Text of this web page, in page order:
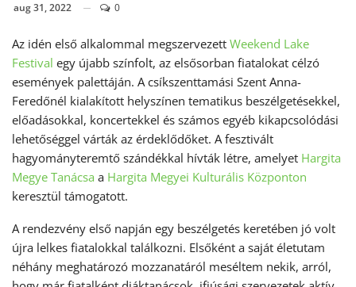
aug 31, 2022 0
Az idén első alkalommal megszervezett Weekend Lake
Festival egy újabb színfolt, az elsősorban fiatalokat célzó
események palettáján. A csíkszenttamási Szent Anna-
Feredőnél kialakított helyszínen tematikus beszélgetésekkel,
előadásokkal, koncertekkel és számos egyéb kikapcsolódási
lehetőséggel várták az érdeklődőket. A fesztivált
hagyományteremtő szándékkal hívták létre, amelyet Hargita
Megye Tanácsa a Hargita Megyei Kulturális Központon
keresztül támogatott.
A rendezvény első napján egy beszélgetés keretében jó volt
újra lelkes fiatalokkal találkozni. Elsőként a saját életutam
néhány meghatározó mozzanatáról meséltem nekik, arról,